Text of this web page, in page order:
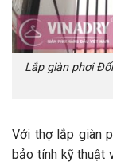
Lắp giàn phơi
Với thợ lắp giàn
bảo tính kỹ thuật